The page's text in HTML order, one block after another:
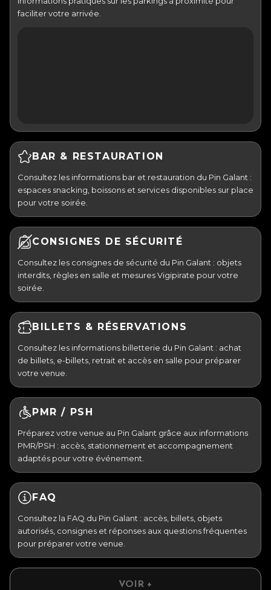
faciliter votre arrivée.
BAR & RESTAURATION
Consultez les informations bar et restauration du Pin Galant :
espaces snacking, boissons et services disponibles sur place
pour votre soirée.
CONSIGNES DE SÉCURITÉ
Consultez les consignes de sécurité du Pin Galant : objets
interdits, règles en salle et mesures Vigipirate pour votre
soirée.
BILLETS & RÉSERVATIONS
Consultez les informations billetterie du Pin Galant : achat
de billets, e-billets, retrait et accès en salle pour préparer
votre venue.
PMR / PSH
Préparez votre venue au Pin Galant grâce aux informations
PMR/PSH : accès, stationnement et accompagnement
adaptés pour votre événement.
FAQ
Consultez la FAQ du Pin Galant : accès, billets, objets
autorisés, consignes et réponses aux questions fréquentes
pour préparer votre venue.
VOIR +